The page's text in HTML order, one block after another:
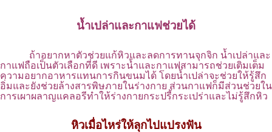
น้ำเปล่าและกาแฟช่วยได้
ถ้าอยากหาตัวช่วยแก้หิวและลดการทานจุกจิก น้ำเปล่าและ
กาแฟถือเป็นตัวเลือกที่ดี เพราะน้ำและกาแฟสามารถช่วยเติมเต็ม
ความอยากอาหารแทนการกินขนมได้ โดยน้ำเปล่าจะช่วยให้รู้สึก
อิ่มและยังช่วยล้างสารพิษภายในร่างกาย ส่วนกาแฟก็มีส่วนช่วยใน
การเผาผลาญแคลอรีทำให้ร่างกายกระปรี้กระเปร่าและไม่รู้สึกหิว
หิวเมื่อไหร่ให้ลุกไปแปรงฟัน